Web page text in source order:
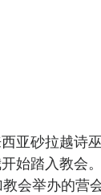
亚砂拉越诗
始踏入教会
会举办的营